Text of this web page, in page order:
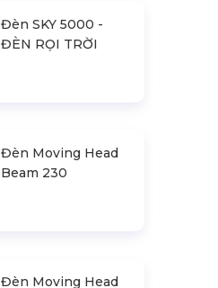
Đèn SKY 5000 -
ĐÈN RỌI TRỜI
Đèn Moving Head
Beam 230
Đèn Moving Head